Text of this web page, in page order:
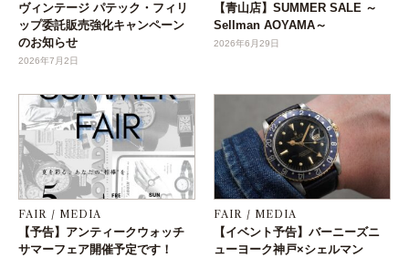
ヴィンテージ パテック・フィリ
ップ委託販売強化キャンペーン
のお知らせ
2026年7月2日
【青山店】SUMMER SALE ～
Sellman AOYAMA～
2026年6月29日
FAIR / MEDIA
【予告】アンティークウォッチ
サマーフェア開催予定です！
FAIR / MEDIA
【イベント予告】バーニーズニ
ューヨーク神戸×シェルマン